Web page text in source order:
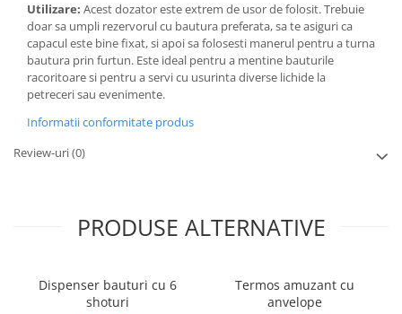
Utilizare: Acest dozator este extrem de usor de folosit. Trebuie
doar sa umpli rezervorul cu bautura preferata, sa te asiguri ca
capacul este bine fixat, si apoi sa folosesti manerul pentru a turna
bautura prin furtun. Este ideal pentru a mentine bauturile
racoritoare si pentru a servi cu usurinta diverse lichide la
petreceri sau evenimente.
Informatii conformitate produs
Review-uri(0)
PRODUSE ALTERNATIVE
Dispenser bauturi cu 6
shoturi
Termos amuzant cu
anvelope